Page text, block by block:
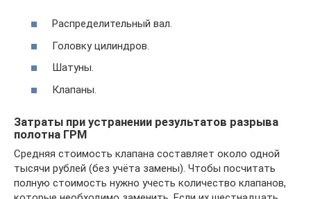
Распределительный вал.
Головку цилиндров.
Шатуны.
Клапаны.
Затраты при устранении результатов разрыва
полотна ГРМ
Средняя стоимость клапана составляет около одной
тысячи рублей (без учёта замены). Чтобы посчитать
полную стоимость нужно учесть количество клапанов,